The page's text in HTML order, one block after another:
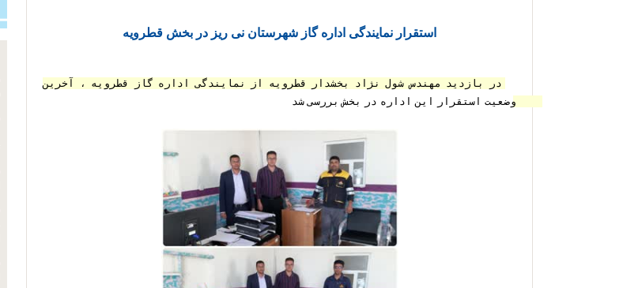
استقرار نمایندگی اداره گاز شهرستان نی ریز در بخش قطرویه
در بازدید مهندس شول نژاد بخشدار قطرویه از نمایندگی اداره گاز قطرویه ، آخرین
وضعیت استقرار این اداره در بخش بررسی شد